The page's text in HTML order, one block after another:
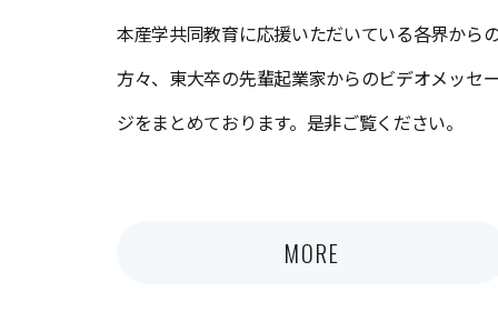
本産学共同教育に応援いただいている各界から
方々、東大卒の先輩起業家からのビデオメッセ
ジをまとめております。是非ご覧ください。
MORE